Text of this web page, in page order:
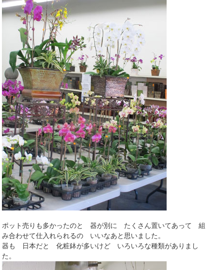
ポット売りも多かったのと 器が別に たくさん置いてあって 組
み合わせて仕入れられるの いいなあと思いました。
器も 日本だと 化粧鉢が多いけど いろいろな種類がありまし
た。